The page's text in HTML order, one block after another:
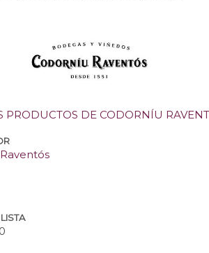
PRODUCTOS DE CODORNÍU